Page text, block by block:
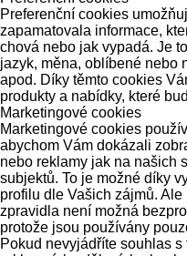
Preferenční cookies
zapamatovala informace,
chová nebo jak vypadá. Je
jazyk, měna, oblíbené nebo
apod. Díky těmto cookies
produkty a nabídky, které
Marketingové cookies
Marketingové cookies
abychom Vám dokázali
nebo reklamy jak na našich
subjektů. To je možné díky
profilu dle Vašich zájmů.
zpravidla není možná
protože jsou používány
Pokud nevyjádříte souhlas